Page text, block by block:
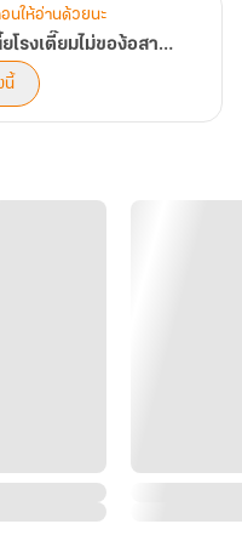
ยม
นให้อ่านด้วยนะ
สวมบทนางร้ายกลายเป็นเถ้าแก่เนี้ยโรงเตี๊ยมไม่ของ้อสามีตัวร้าย!
นี้